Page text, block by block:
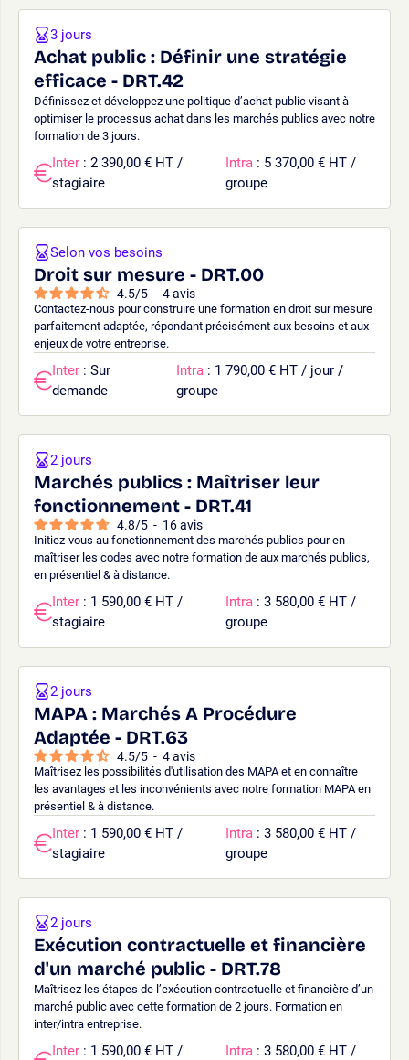
Achat public : Définir une stratégie
efficace - DRT.42
Définissez et développez une politique d’achat public visant à
optimiser le processus achat dans les marchés publics avec notre
formation de 3 jours.
3 jours
Inter : 2 390,00 € HT /
stagiaire
Intra : 5 370,00 € HT /
groupe
Droit sur mesure - DRT.00
4.5/5 - 4avis
Contactez-nous pour construire une formation en droit sur mesure
parfaitement adaptée, répondant précisément aux besoins et aux
enjeux de votre entreprise.
Selon vos besoins
Inter : Sur
demande
Intra : 1 790,00 € HT / jour /
groupe
Marchés publics : Maîtriser leur
fonctionnement - DRT.41
4.8/5 - 16avis
Initiez-vous au fonctionnement des marchés publics pour en
maîtriser les codes avec notre formation de aux marchés publics,
en présentiel & à distance.
2 jours
Inter : 1 590,00 € HT /
stagiaire
Intra : 3 580,00 € HT /
groupe
MAPA : Marchés A Procédure
Adaptée - DRT.63
4.5/5 - 4avis
Maîtrisez les possibilités d'utilisation des MAPA et en connaître
les avantages et les inconvénients avec notre formation MAPA en
présentiel & à distance.
2 jours
Inter : 1 590,00 € HT /
stagiaire
Intra : 3 580,00 € HT /
groupe
Exécution contractuelle et financière
d'un marché public - DRT.78
Maîtrisez les étapes de l’exécution contractuelle et financière d’un
marché public avec cette formation de 2 jours. Formation en
inter/intra entreprise.
2 jours
Inter : 1 590,00 € HT /
Intra : 3 580,00 € HT /